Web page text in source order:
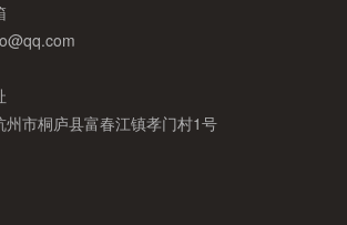
州市桐庐县富春江镇孝门村1号